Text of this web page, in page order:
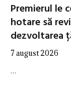
Premierul le
hotare să
dezvoltarea
7 august 2026
…